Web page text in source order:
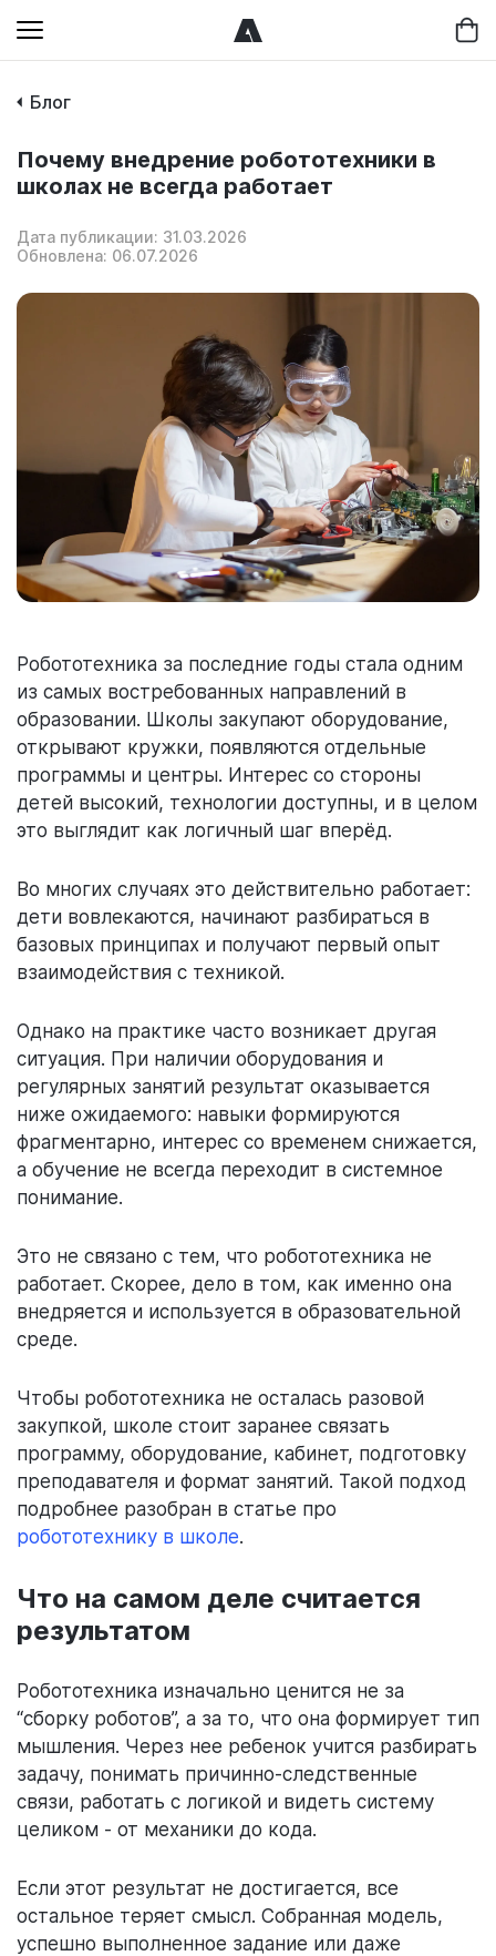
Блог
Почему внедрение робототехники в
школах не всегда работает
Дата публикации: 31.03.2026
Обновлена: 06.07.2026
Робототехника за последние годы стала одним
из самых востребованных направлений в
образовании. Школы закупают оборудование,
открывают кружки, появляются отдельные
программы и центры. Интерес со стороны
детей высокий, технологии доступны, и в целом
это выглядит как логичный шаг вперёд.
Во многих случаях это действительно работает:
дети вовлекаются, начинают разбираться в
базовых принципах и получают первый опыт
взаимодействия с техникой.
Однако на практике часто возникает другая
ситуация. При наличии оборудования и
регулярных занятий результат оказывается
ниже ожидаемого: навыки формируются
фрагментарно, интерес со временем снижается,
а обучение не всегда переходит в системное
понимание.
Это не связано с тем, что робототехника не
работает. Скорее, дело в том, как именно она
внедряется и используется в образовательной
среде.
Чтобы робототехника не осталась разовой
закупкой, школе стоит заранее связать
программу, оборудование, кабинет, подготовку
преподавателя и формат занятий. Такой подход
подробнее разобран в статье про
робототехнику в школе.
Что на самом деле считается
результатом
Робототехника изначально ценится не за
“сборку роботов”, а за то, что она формирует тип
мышления. Через нее ребенок учится разбирать
задачу, понимать причинно-следственные
связи, работать с логикой и видеть систему
целиком - от механики до кода.
Если этот результат не достигается, все
остальное теряет смысл. Собранная модель,
успешно выполненное задание или даже